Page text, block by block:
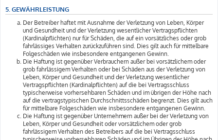
5. GEWÄHRLEISTUNG
Der Betreiber haftet mit Ausnahme der Verletzung von Leben, Körper
und Gesundheit und der Verletzung wesentlicher Vertragspflichten
(Kardinalpflichten) nur für Schäden, die auf ein vorsätzliches oder grob
fahrlässiges Verhalten zurückzuführen sind. Dies gilt auch für mittelbare
Folgeschäden wie insbesondere entgangenen Gewinn.
Die Haftung ist gegenüber Verbrauchern außer bei vorsätzlichem oder
grob fahrlässigem Verhalten oder bei Schäden aus der Verletzung von
Leben, Körper und Gesundheit und der Verletzung wesentlicher
Vertragspflichten (Kardinalpflichten) auf die bei Vertragsschluss
typischerweise vorhersehbaren Schäden und im übrigen der Höhe nach
auf die vertragstypischen Durchschnittsschäden begrenzt. Dies gilt auch
für mittelbare Folgeschäden wie insbesondere entgangenen Gewinn.
Die Haftung ist gegenüber Unternehmern außer bei der Verletzung von
Leben, Körper und Gesundheit oder vorsätzlichem oder grob
fahrlässigem Verhalten des Betreibers auf die bei Vertragsschluss